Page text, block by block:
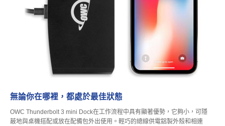
無論你在哪裡，都處於最佳狀態
OWC Thunderbolt 3 mini Dock在工作流程中具有顯著優勢，它夠小，可隱
蔽地與桌機搭配或放在配備包外出使用。輕巧的總線供電鋁製外殼和相連